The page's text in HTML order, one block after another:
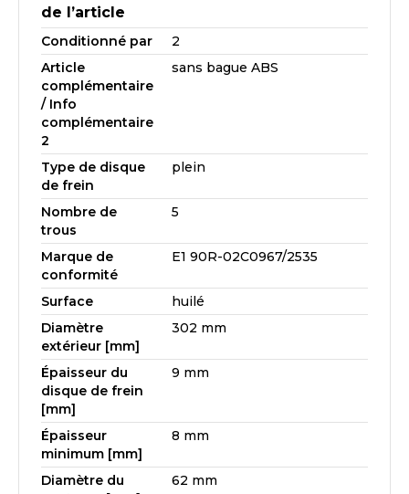
de l’article
Conditionné par
2
Article
complémentaire
/ Info
complémentaire
2
sans bague ABS
Type de disque
de frein
plein
Nombre de
trous
5
Marque de
conformité
E1 90R-02C0967/2535
Surface
huilé
Diamètre
extérieur [mm]
302 mm
Épaisseur du
disque de frein
[mm]
9 mm
Épaisseur
minimum [mm]
8 mm
Diamètre du
62 mm